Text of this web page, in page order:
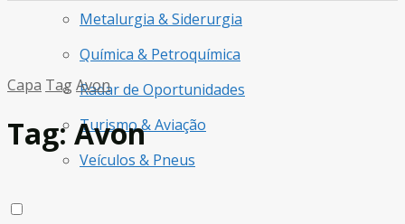
Metalurgia & Siderurgia
Química & Petroquímica
Radar de Oportunidades
Turismo & Aviação
Veículos & Pneus
Capa TagAvon
Tag:Avon